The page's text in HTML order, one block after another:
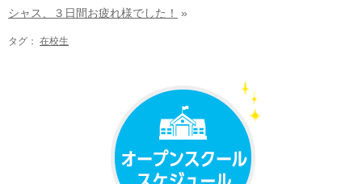
シャス、３日間お疲れ様でした！
»
タグ： 在校生